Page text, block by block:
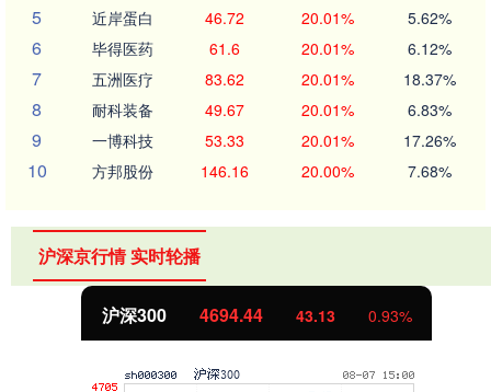
5 近岸蛋白 46.72 20.01% 5.62%
6 毕得医药 61.6 20.01% 6.12%
7 五洲医疗 83.62 20.01% 18.37%
8 耐科装备 49.67 20.01% 6.83%
9 一博科技 53.33 20.01% 17.26%
10 方邦股份 146.16 20.00% 7.68%
沪深京行情 实时轮播
北证50 1134.24 11.37 1.01%